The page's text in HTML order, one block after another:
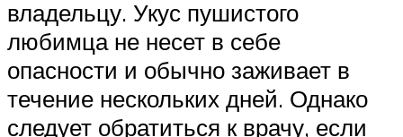
владельцу. Укус пушистого
любимца не несет в себе
опасности и обычно заживает в
течение нескольких дней. Однако
следует обратиться к врачу, если